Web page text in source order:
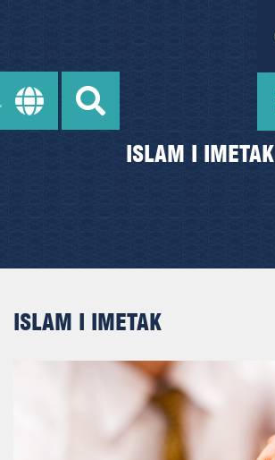
ISLAM I IMETAK
ISLAM I IMETAK